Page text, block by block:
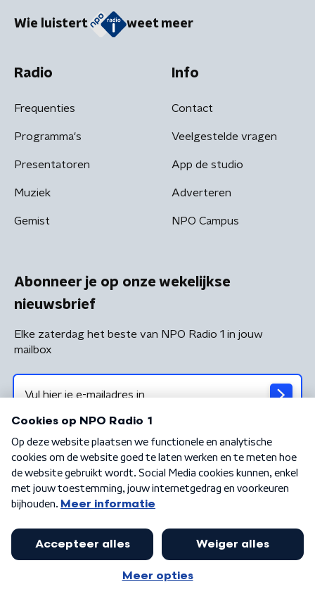
Wie luistert weet meer
Radio
Frequenties
Programma's
Presentatoren
Muziek
Gemist
Info
Contact
Veelgestelde vragen
App de studio
Adverteren
NPO Campus
Abonneer je op onze wekelijkse
nieuwsbrief
Elke zaterdag het beste van NPO Radio 1 in jouw
mailbox
Algemene voorwaarden